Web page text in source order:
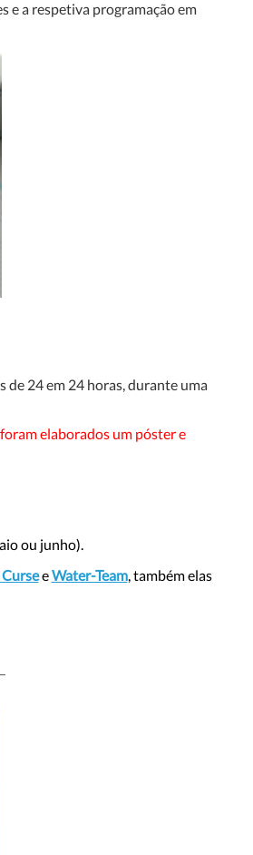
e a respetiva programação em
24 em 24 horas, durante uma
elaborados um póster e
ou junho).
eWater-Team, também elas